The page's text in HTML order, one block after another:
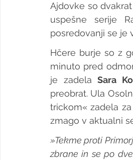
Ajdovke so
uspešne serije
posredovanji se je
Hčere burje so z
minuto pred
je zadela Sara
preobrat. Ula
trickom« zadela
zmago v aktualni
»Tekme proti
zbrane in se po